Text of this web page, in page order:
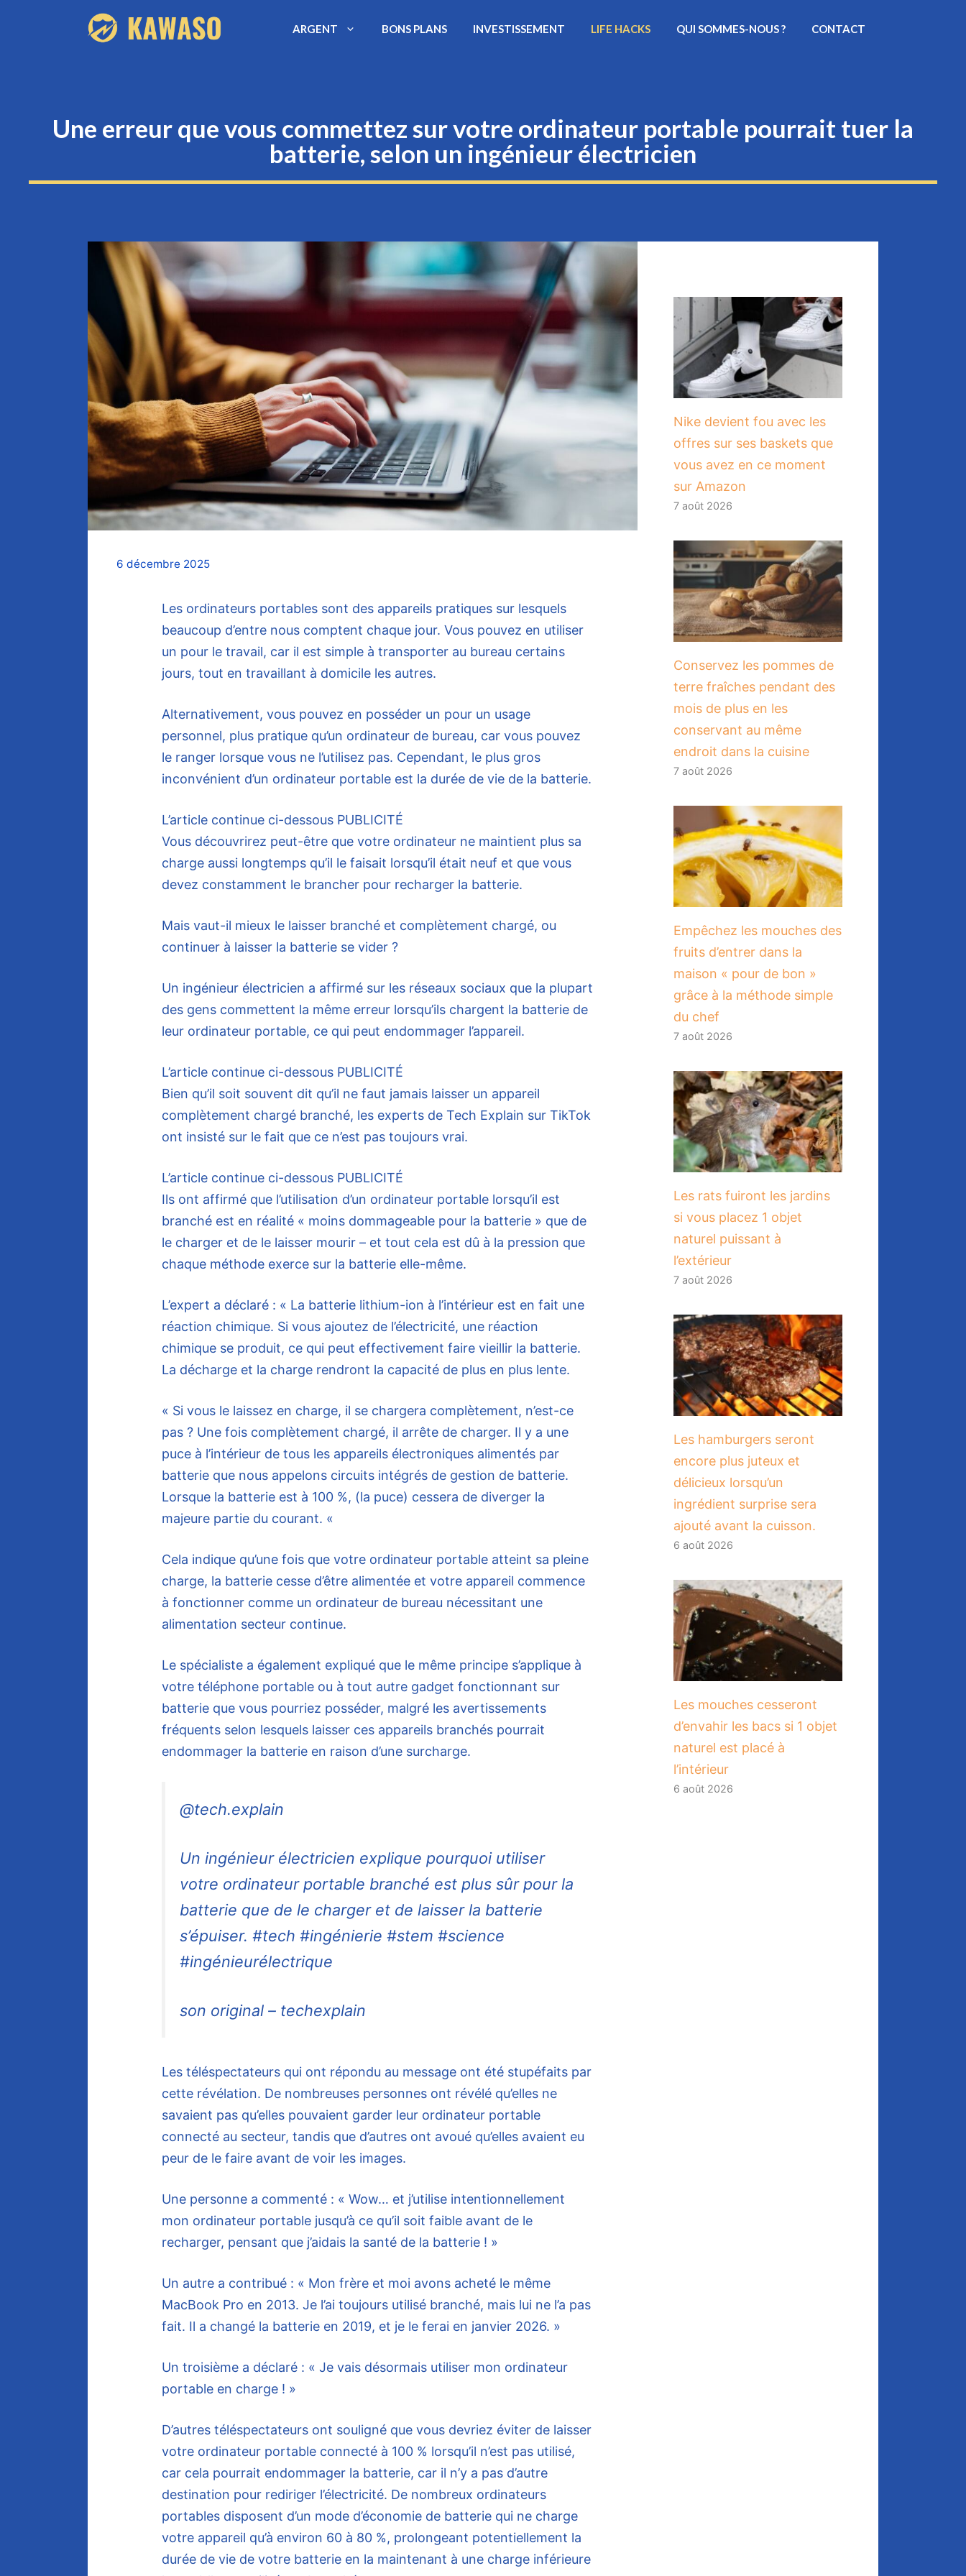
ARGENT BONS PLANS INVESTISSEMENT LIFE HACKS QUI SOMMES-NOUS ? CONTACT
Une erreur que vous commettez sur votre ordinateur portable pourrait tuer la
batterie, selon un ingénieur électricien
6 décembre 2025
Les ordinateurs portables sont des appareils pratiques sur lesquels
beaucoup d’entre nous comptent chaque jour. Vous pouvez en utiliser
un pour le travail, car il est simple à transporter au bureau certains
jours, tout en travaillant à domicile les autres.
Alternativement, vous pouvez en posséder un pour un usage
personnel, plus pratique qu’un ordinateur de bureau, car vous pouvez
le ranger lorsque vous ne l’utilisez pas. Cependant, le plus gros
inconvénient d’un ordinateur portable est la durée de vie de la batterie.
L’article continue ci-dessous PUBLICITÉ
Vous découvrirez peut-être que votre ordinateur ne maintient plus sa
charge aussi longtemps qu’il le faisait lorsqu’il était neuf et que vous
devez constamment le brancher pour recharger la batterie.
Mais vaut-il mieux le laisser branché et complètement chargé, ou
continuer à laisser la batterie se vider ?
Un ingénieur électricien a affirmé sur les réseaux sociaux que la plupart
des gens commettent la même erreur lorsqu’ils chargent la batterie de
leur ordinateur portable, ce qui peut endommager l’appareil.
L’article continue ci-dessous PUBLICITÉ
Bien qu’il soit souvent dit qu’il ne faut jamais laisser un appareil
complètement chargé branché, les experts de Tech Explain sur TikTok
ont ​​insisté sur le fait que ce n’est pas toujours vrai.
L’article continue ci-dessous PUBLICITÉ
Ils ont affirmé que l’utilisation d’un ordinateur portable lorsqu’il est
branché est en réalité « moins dommageable pour la batterie » que de
le charger et de le laisser mourir – et tout cela est dû à la pression que
chaque méthode exerce sur la batterie elle-même.
L’expert a déclaré : « La batterie lithium-ion à l’intérieur est en fait une
réaction chimique. Si vous ajoutez de l’électricité, une réaction
chimique se produit, ce qui peut effectivement faire vieillir la batterie.
La décharge et la charge rendront la capacité de plus en plus lente.
« Si vous le laissez en charge, il se chargera complètement, n’est-ce
pas ? Une fois complètement chargé, il arrête de charger. Il y a une
puce à l’intérieur de tous les appareils électroniques alimentés par
batterie que nous appelons circuits intégrés de gestion de batterie.
Lorsque la batterie est à 100 %, (la puce) cessera de diverger la
majeure partie du courant. «
Cela indique qu’une fois que votre ordinateur portable atteint sa pleine
charge, la batterie cesse d’être alimentée et votre appareil commence
à fonctionner comme un ordinateur de bureau nécessitant une
alimentation secteur continue.
Le spécialiste a également expliqué que le même principe s’applique à
votre téléphone portable ou à tout autre gadget fonctionnant sur
batterie que vous pourriez posséder, malgré les avertissements
fréquents selon lesquels laisser ces appareils branchés pourrait
endommager la batterie en raison d’une surcharge.
@tech.explain
Un ingénieur électricien explique pourquoi utiliser
votre ordinateur portable branché est plus sûr pour la
batterie que de le charger et de laisser la batterie
s’épuiser. #tech #ingénierie #stem #science
#ingénieurélectrique
son original – techexplain
Les téléspectateurs qui ont répondu au message ont été stupéfaits par
cette révélation. De nombreuses personnes ont révélé qu’elles ne
savaient pas qu’elles pouvaient garder leur ordinateur portable
connecté au secteur, tandis que d’autres ont avoué qu’elles avaient eu
peur de le faire avant de voir les images.
Une personne a commenté : « Wow… et j’utilise intentionnellement
mon ordinateur portable jusqu’à ce qu’il soit faible avant de le
recharger, pensant que j’aidais la santé de la batterie ! »
Un autre a contribué : « Mon frère et moi avons acheté le même
MacBook Pro en 2013. Je l’ai toujours utilisé branché, mais lui ne l’a pas
fait. Il a changé la batterie en 2019, et je le ferai en janvier 2026. »
Un troisième a déclaré : « Je vais désormais utiliser mon ordinateur
portable en charge ! »
D’autres téléspectateurs ont souligné que vous devriez éviter de laisser
votre ordinateur portable connecté à 100 % lorsqu’il n’est pas utilisé,
car cela pourrait endommager la batterie, car il n’y a pas d’autre
destination pour rediriger l’électricité. De nombreux ordinateurs
portables disposent d’un mode d’économie de batterie qui ne charge
votre appareil qu’à environ 60 à 80 %, prolongeant potentiellement la
durée de vie de votre batterie en la maintenant à une charge inférieure
Nike devient fou avec les
offres sur ses baskets que
vous avez en ce moment
sur Amazon
7 août 2026
Conservez les pommes de
terre fraîches pendant des
mois de plus en les
conservant au même
endroit dans la cuisine
7 août 2026
​Empêchez les mouches des
fruits d’entrer dans la
maison « pour de bon »
grâce à la méthode simple
du chef
7 août 2026
Les rats fuiront les jardins
si vous placez 1 objet
naturel puissant à
l’extérieur
7 août 2026
Les hamburgers seront
encore plus juteux et
délicieux lorsqu’un
ingrédient surprise sera
ajouté avant la cuisson.
6 août 2026
Les mouches cesseront
d’envahir les bacs si 1 objet
naturel est placé à
l’intérieur
6 août 2026